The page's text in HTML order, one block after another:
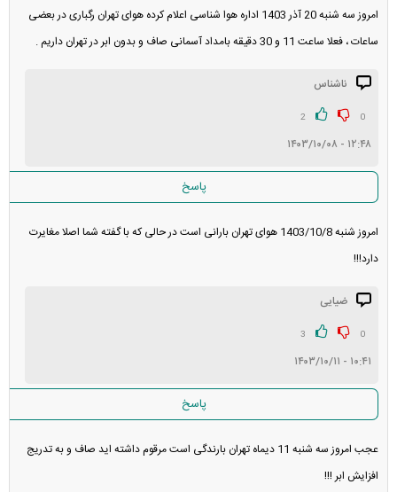
امروز سه شنبه 20 آذر 1403 اداره هوا شناسی اعلام کرده هوای تهران رگباری در بعضی
ساعات ، فعلا ساعت 11 و 30 دقیقه بامداد آسمانی صاف و بدون ابر در تهران داریم .
ناشناس
0
2
۱۲:۴۸ - ۱۴۰۳/۱۰/۰۸
پاسخ
امروز شنبه 1403/10/8 هوای تهران بارانی است در حالی که با گفته شما اصلا مغایرت
دارد!!!
ضیایی
0
3
۱۰:۴۱ - ۱۴۰۳/۱۰/۱۱
پاسخ
عجب امروز سه شنبه 11 دیماه تهران بارندگی است مرقوم داشته اید صاف و به تدریج
افزایش ابر !!!